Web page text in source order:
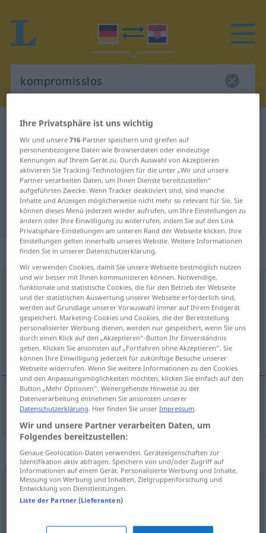
Deutsch-Kroatisch Wörterbuch
Deutsch-Kroatisch Übersetzung für
"kompromisslos"
"kompromisslos" Kroatisch
Übersetzung
„kompromisslos“: Adjektiv
kompromisslosadj
Übersicht aller Übersetzungen
(Für mehr Details die Übersetzung anklicken/antippen)
bez kompromisa
bezkompromisa kompromisslos
Synonyme für "kompromisslos"
konsequent,beharrlich,standhaft
Ihre Privatsphäre ist uns wichtig
Wir und unsere716-Partner speichern und greifen auf
personenbezogene Daten wie Browserdaten oder eindeutige
Kennungen auf Ihrem Gerät zu. Durch Auswahl von Akzeptieren
aktivieren Sie Tracking-Technologien für die unter „Wir und unsere
Partner verarbeiten Daten, um Ihnen Dienste bereitzustellen“
aufgeführten Zwecke. Wenn Tracker deaktiviert sind, sind manche
Inhalte und Anzeigen möglicherweise nicht mehr so relevant für Sie. Sie
können dieses Menü jederzeit wieder aufrufen, um Ihre Einstellungen zu
ändern oder Ihre Einwilligung zu widerrufen, indem Sie auf den Link
Privatsphäre-Einstellungen am unteren Rand der Webseite klicken. Ihre
Einstellungen gelten innerhalb unseres Website. Weitere Informationen
finden Sie in unserer Datenschutzerklärung.
Wir verwenden Cookies, damit Sie unsere Webseite bestmöglich nutzen
und wir besser mit Ihnen kommunizieren können. Notwendige,
funktionale und statistische Cookies, die für den Betrieb der Webseite
und der statistischen Auswertung unserer Webseite erforderlich sind,
werden auf Grundlage unserer Vorauswahl immer auf Ihrem Endgerät
gespeichert. Marketing-Cookies und Cookies, die der Bereitstellung
personalisierter Werbung dienen, werden nur gespeichert, wenn Sie uns
durch einen Klick auf den „Akzeptieren“-Button Ihr Einverständnis
geben. Klicken Sie ansonsten auf „Fortfahren ohne Akzeptieren“. Sie
können Ihre Einwilligung jederzeit für zukünftige Besuche unserer
Webseite widerrufen. Wenn Sie weitere Informationen zu den Cookies
und den Anpassungsmöglichkeiten möchten, klicken Sie einfach auf den
Button „Mehr Optionen“. Weitergehende Hinweise zu der
Datenverarbeitung entnehmen Sie ansonsten unserer
Datenschutzerklärung. Hier finden Sie unserImpressum.
Wir und unsere Partner verarbeiten Daten, um
Folgendes bereitzustellen:
Genaue Geolocation-Daten verwenden. Geräteeigenschaften zur
Identifikation aktiv abfragen. Speichern von und/oder Zugriff auf
Informationen auf einem Gerät. Personalisierte Werbung und Inhalte,
Messung von Werbung und Inhalten, Zielgruppenforschung und
Entwicklung von Dienstleistungen.
Liste der Partner (Lieferanten)